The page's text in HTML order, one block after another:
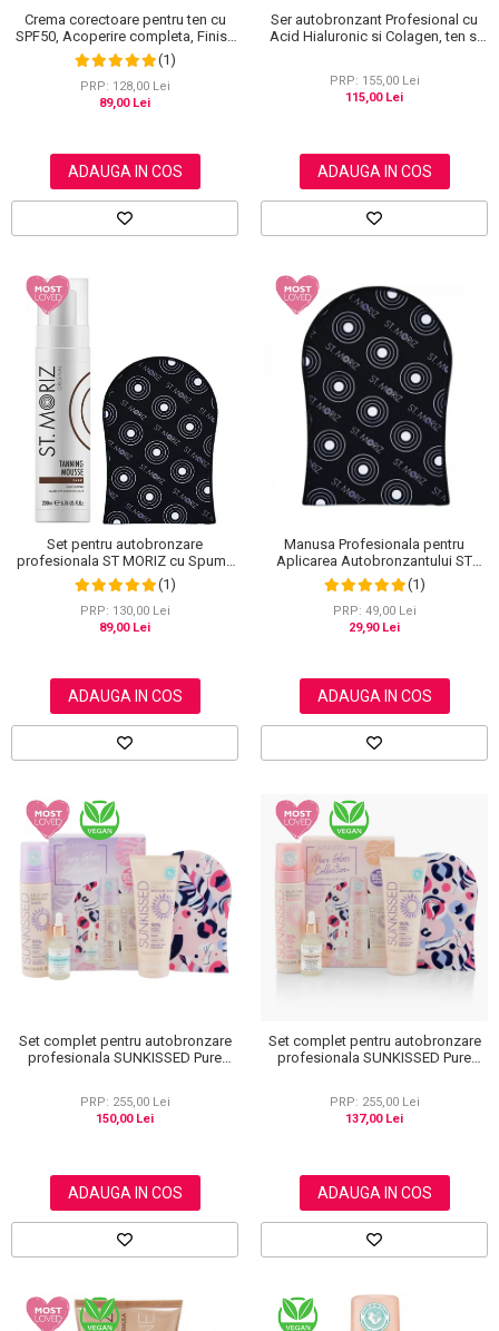
Crema corectoare pentru ten cu
SPF50, Acoperire completa, Finish
mat, Rezistenta, Anti Roseata, CC
Cream Sefudun, 30 ml
(1)
PRP: 128,00 Lei
89,00 Lei
ADAUGA IN COS
Ser autobronzant Profesional cu
Acid Hialuronic si Colagen, ten si
PRP: 155,00 Lei
115,00 Lei
ADAUGA IN COS
Set pentru autobronzare
profesionala ST MORIZ cu Spuma
Dark Fast Drying si Manusa Velvet
Tanning Mitt
(1)
PRP: 130,00 Lei
89,00 Lei
ADAUGA IN COS
Manusa Profesionala pentru
Aplicarea Autobronzantului ST
MORIZ Velvet Tanning Mitt
(1)
PRP: 49,00 Lei
29,90 Lei
ADAUGA IN COS
Set complet pentru autobronzare
profesionala SUNKISSED Pure
PRP: 255,00 Lei
150,00 Lei
ADAUGA IN COS
Set complet pentru autobronzare
profesionala SUNKISSED Pure
PRP: 255,00 Lei
137,00 Lei
ADAUGA IN COS